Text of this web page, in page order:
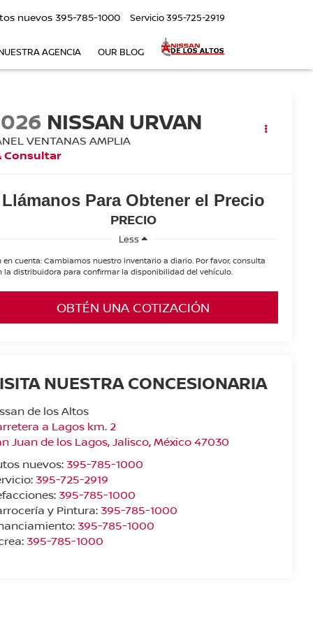
nuevos 395-785-1000 Servicio395-725-2919
AGENCIA OUR BLOG
NISSAN URVAN
VENTANAS AMPLIA
Consultar
Llámanos Para Obtener el Precio
PRECIO
Less
en cuenta: Cambiamos nuestro inventario a diario. Por favor, consulta
la distribuidora para confirmar la disponibilidad del vehículo.
OBTÉN UNA COTIZACIÓN
NUESTRA CONCESIONARIA
de los Altos
a Lagos km. 2
Juan de los Lagos,Jalisco, México47030
nuevos: 395-785-1000
395-725-2919
395-785-1000
y Pintura: 395-785-1000
395-785-1000
395-785-1000